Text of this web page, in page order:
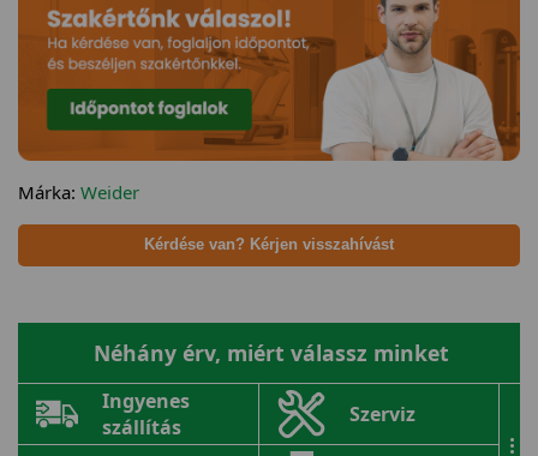
Márka: Weider
Kérdése van? Kérjen visszahívást
Néhány érv, miért válassz minket
Ingyenes
szállítás
Szerviz
...